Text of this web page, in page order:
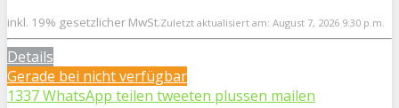
inkl. 19% gesetzlicher MwSt.Zuletzt aktualisiert am: August 7, 2026 9:30 p.m.
Details
Gerade bei nicht verfügbar
1337WhatsApp teilen tweeten plussen mailen